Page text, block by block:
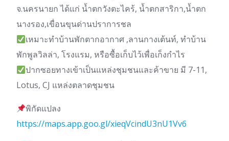
จ.นครนายก ได้แก่ น้ำตกวังตะไคร้, น้ำตกสาริกา,น้ำตก
นางรอง,เขื่อนขุนด่านปราการชล
เหมาะทำบ้านพักตากอากาศ ,ลานกางเต้นท์, ทำบ้าน
พักพูลวิลล่า, โรงแรม, หรือซื้อเก็บไว้เพื่อเก็งกำไร
ปากซอยทางเข้าเป็นแหล่งชุมชนและค้าขาย มี 7-11,
Lotus, CJ แหล่งตลาดชุมชน
พิกัดแปลง
https://maps.app.goo.gl/xieqVcindU3nU1Vv6